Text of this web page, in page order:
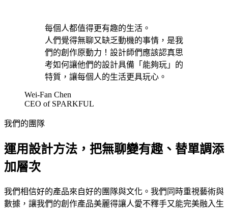
每個人都值得更有趣的生活。
人們覺得無聊又缺乏動機的事情，是我
們的創作原動力！設計師們應該認真思
考如何讓他們的設計具備「能夠玩」的
特質，讓每個人的生活更具玩心。
Wei-Fan Chen
CEO of SPARKFUL
我們的團隊
運用設計方法，把無聊變有趣、替單調添
加層次
我們相信好的產品來自好的團隊與文化。我們同時重視藝術與
數據，讓我們的創作產品美麗得讓人愛不釋手又能完美融入生